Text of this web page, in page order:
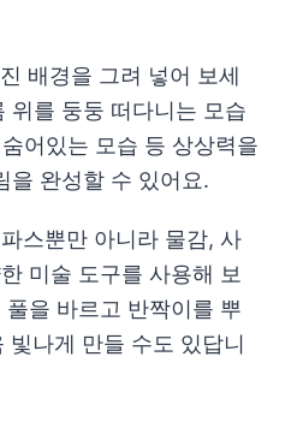
배경을 그려 넣어 보세
위를 둥둥 떠다니는 모습
어있는 모습 등 상상력을
을 완성할 수 있어요.
스뿐만 아니라 물감, 사
미술 도구를 사용해 보
을 바르고 반짝이를 뿌
빛나게 만들 수도 있답니